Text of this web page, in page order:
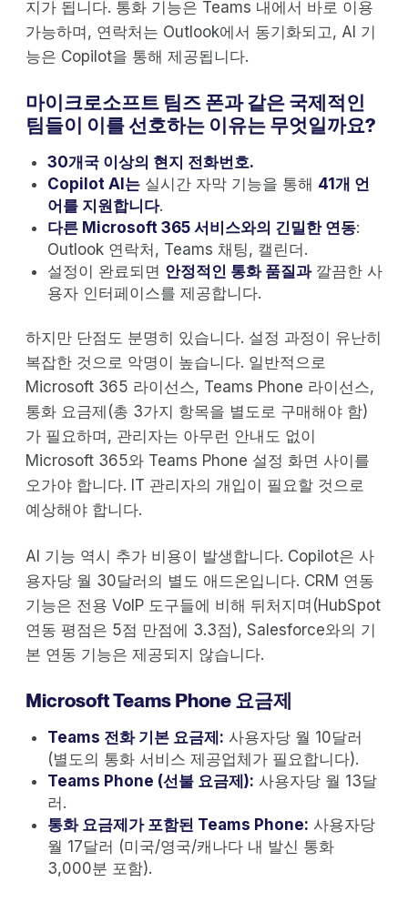
지가 됩니다. 통화 기능은 Teams 내에서 바로 이용
가능하며, 연락처는 Outlook에서 동기화되고, AI 기
능은 Copilot을 통해 제공됩니다.
마이크로소프트 팀즈 폰과 같은 국제적인
팀들이 이를 선호하는 이유는 무엇일까요?
30개국 이상의 현지 전화번호.
Copilot AI는 실시간 자막 기능을 통해 41개 언
어를 지원합니다.
다른 Microsoft 365 서비스와의 긴밀한 연동:
Outlook 연락처, Teams 채팅, 캘린더.
설정이 완료되면 안정적인 통화 품질과깔끔한 사
용자 인터페이스를 제공합니다.
하지만 단점도 분명히 있습니다. 설정 과정이 유난히
복잡한 것으로 악명이 높습니다. 일반적으로
Microsoft 365 라이선스, Teams Phone 라이선스,
통화 요금제(총 3가지 항목을 별도로 구매해야 함)
가 필요하며, 관리자는 아무런 안내도 없이
Microsoft 365와 Teams Phone 설정 화면 사이를
오가야 합니다. IT 관리자의 개입이 필요할 것으로
예상해야 합니다.
AI 기능 역시 추가 비용이 발생합니다. Copilot은 사
용자당 월 30달러의 별도 애드온입니다. CRM 연동
기능은 전용 VoIP 도구들에 비해 뒤처지며(HubSpot
연동 평점은 5점 만점에 3.3점), Salesforce와의 기
본 연동 기능은 제공되지 않습니다.
Microsoft Teams Phone 요금제
Teams 전화 기본 요금제: 사용자당 월 10달러
(별도의 통화 서비스 제공업체가 필요합니다).
Teams Phone (선불 요금제): 사용자당 월 13달
러.
통화 요금제가 포함된 Teams Phone: 사용자당
월 17달러 (미국/영국/캐나다 내 발신 통화
3,000분 포함).